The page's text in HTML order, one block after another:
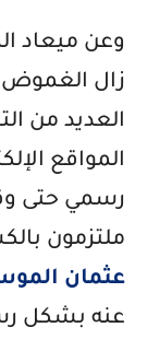
زال الغموض
العديد من
المواقع
رسمي حتى
ملتزمون
عثمان
عنه بشكل